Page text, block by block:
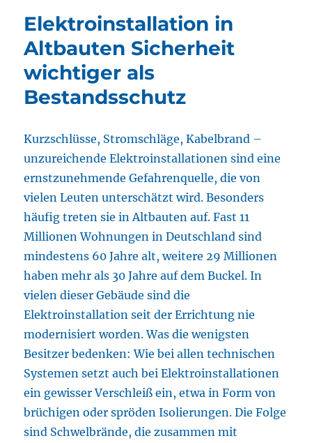
Elektroinstallation in
Altbauten Sicherheit
wichtiger als
Bestandsschutz
Kurzschlüsse, Stromschläge, Kabelbrand –
unzureichende Elektroinstallationen sind eine
ernstzunehmende Gefahrenquelle, die von
vielen Leuten unterschätzt wird. Besonders
häufig treten sie in Altbauten auf. Fast 11
Millionen Wohnungen in Deutschland sind
mindestens 60 Jahre alt, weitere 29 Millionen
haben mehr als 30 Jahre auf dem Buckel. In
vielen dieser Gebäude sind die
Elektroinstallation seit der Errichtung nie
modernisiert worden. Was die wenigsten
Besitzer bedenken: Wie bei allen technischen
Systemen setzt auch bei Elektroinstallationen
ein gewisser Verschleiß ein, etwa in Form von
brüchigen oder spröden Isolierungen. Die Folge
sind Schwelbrände, die zusammen mit